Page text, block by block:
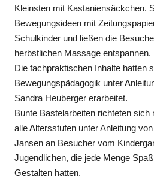
Kleinsten mit Kastaniensäckchen.
Bewegungsideen mit
Schulkinder und ließen die
herbstlichen Massage entspannen.
Die fachpraktischen Inhalte hatten
Bewegungspädagogik unter
Sandra Heuberger erarbeitet.
Bunte Bastelarbeiten richteten sich
alle Altersstufen unter Anleitung
Jansen an Besucher vom
Jugendlichen, die jede Menge
Gestalten hatten.